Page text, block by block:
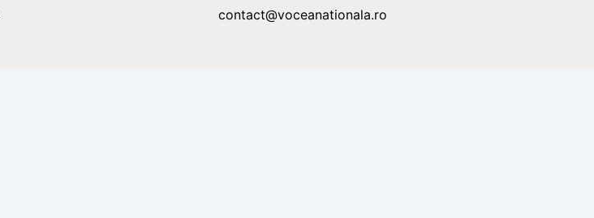
contact@voceanationala.ro